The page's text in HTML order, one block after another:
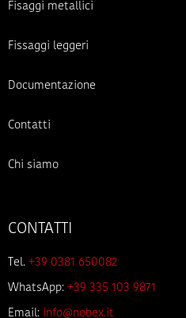
Fisaggi metallici
Fissaggi leggeri
Documentazione
Contatti
Chi siamo
CONTATTI
Tel. +39 0381 650082
WhatsApp: +39 335 103 9871
Email: info@nobex.it